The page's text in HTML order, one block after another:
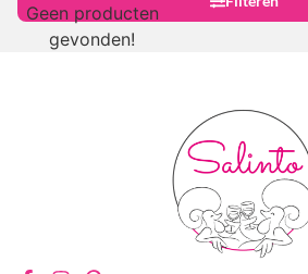
Geen producten
gevonden!